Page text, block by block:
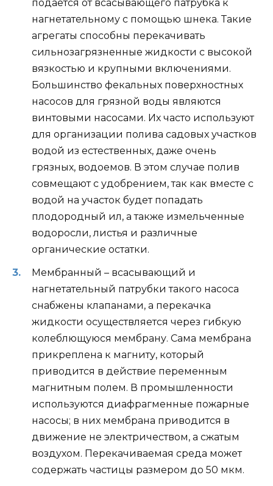
подается от всасывающего патрубка к
нагнетательному с помощью шнека. Такие
агрегаты способны перекачивать
сильнозагрязненные жидкости с высокой
вязкостью и крупными включениями.
Большинство фекальных поверхностных
насосов для грязной воды являются
винтовыми насосами. Их часто используют
для организации полива садовых участков
водой из естественных, даже очень
грязных, водоемов. В этом случае полив
совмещают с удобрением, так как вместе с
водой на участок будет попадать
плодородный ил, а также измельченные
водоросли, листья и различные
органические остатки.
Мембранный – всасывающий и
нагнетательный патрубки такого насоса
снабжены клапанами, а перекачка
жидкости осуществляется через гибкую
колеблющуюся мембрану. Сама мембрана
прикреплена к магниту, который
приводится в действие переменным
магнитным полем. В промышленности
используются диафрагменные пожарные
насосы; в них мембрана приводится в
движение не электричеством, а сжатым
воздухом. Перекачиваемая среда может
содержать частицы размером до 50 мкм.